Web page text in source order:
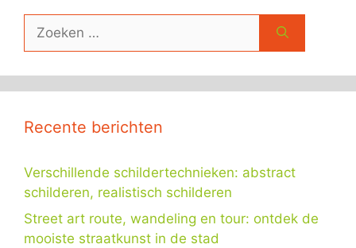
naar:
Recente berichten
Verschillende schildertechnieken: abstract
schilderen, realistisch schilderen
Street art route, wandeling en tour: ontdek de
mooiste straatkunst in de stad